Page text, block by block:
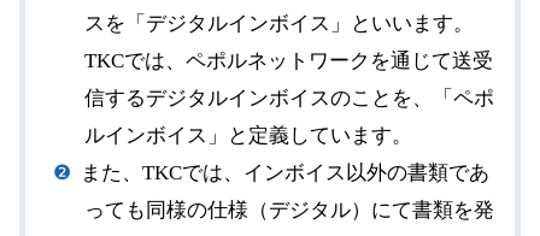
スを「デジタルインボイス」といいます。
TKCでは、ペポルネットワークを通じて送受
信するデジタルインボイスのことを、「ペポ
ルインボイス」と定義しています。
また、TKCでは、インボイス以外の書類であ
っても同様の仕様（デジタル）にて書類を発